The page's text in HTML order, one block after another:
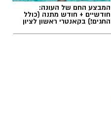
המבצע החם של העונה:
חודשיים + חודש מתנה (כולל
החגים!) בקאנטרי ראשון לציון